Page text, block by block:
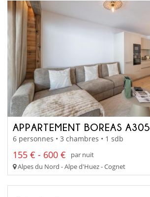
APPARTEMENT BOREAS A305
6 personnes • 3 chambres • 1 sdb
155 € - 600 €
par nuit
Alpes du Nord - Alpe d'Huez - Cognet